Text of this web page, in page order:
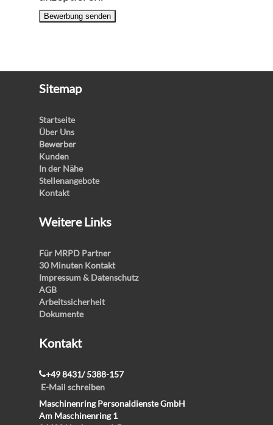
Bewerbung senden
Sitemap
Startseite
Über Uns
Bewerber
Kunden
In der Nähe
Stellenangebote
Kontakt
Weitere Links
Für MRPD Partner
30 Minuten Kontakt
Impressum & Datenschutz
AGB
Arbeitssicherheit
Dokumente
Kontakt
+49 8431/ 5388-157
E-Mail schreiben
Maschinenring Personaldienste GmbH
Am Maschinenring 1